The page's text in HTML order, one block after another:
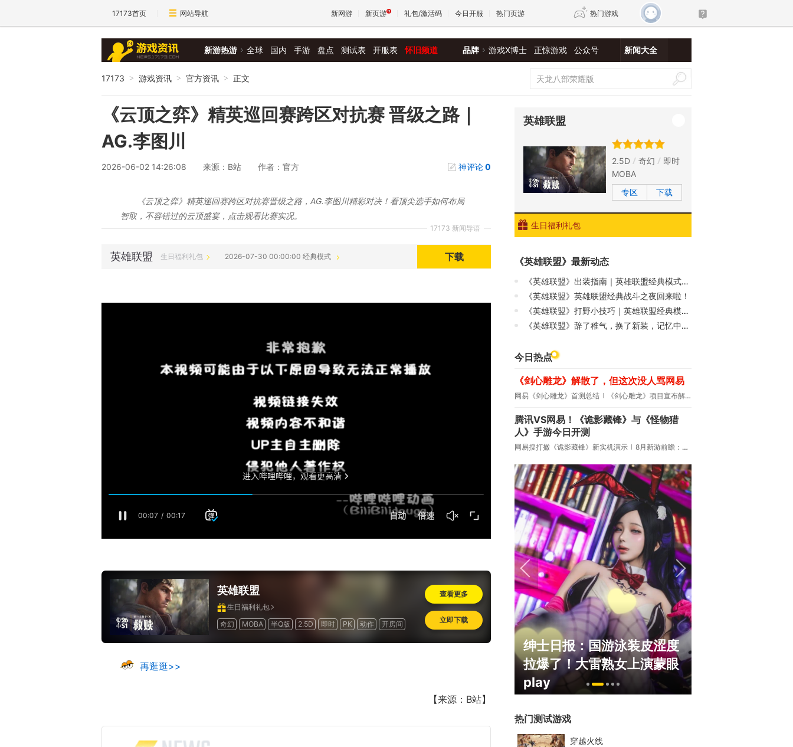
17173首页 网站导航 新网游 新页游 礼包/激活码 今日开服 热门页游 热门游戏
新仙侠5
新游热游 全球 国内 手游 盘点 测试表 开服表 怀旧频道 品牌 游戏X博士 正惊游戏 公众号 新闻大全
17173 > 游戏资讯 > 官方资讯 > 正文
《云顶之弈》精英巡回赛跨区对抗赛 晋级之路｜
AG.李图川
2026-06-02 14:26:08 来源：B站 作者：官方 神评论0
17173 新闻导语
《云顶之弈》精英巡回赛跨区对抗赛晋级之路，AG.李图川精彩对决！看顶尖选手如何布局
智取，不容错过的云顶盛宴，点击观看比赛实况。
英雄联盟 生日福利礼包 2026-07-30 00:00:00 经典模式 下载
英雄联盟
生日福利礼包
奇幻
MOBA 半Q版 2.5D 即时 PK 动作
开房间
查看更多
立即下载
再逛逛>>
【来源：B站】
英雄联盟
2.5D 奇幻
即时
MOBA
专区
下载
生日福利礼包
《英雄联盟》最新动态
《英雄联盟》出装指南｜英雄联盟经典模式：快速上手
《英雄联盟》英雄联盟经典战斗之夜回来啦！
《英雄联盟》打野小技巧｜英雄联盟经典模式：快速上手
《英雄联盟》辞了稚气，换了新装，记忆中的旧友仍在闪光
今日热点
《剑心雕龙》解散了，但这次没人骂网易
网易《剑心雕龙》首测总结 《剑心雕龙》项目宣布解散
腾讯VS网易！《诡影藏锋》与《怪物猎
人》手游今日开测
网易搜打撤《诡影藏锋》新实机演示 8月新游前瞻：《诡秘之主》领衔
17周年庆典 争霸赛大区火
爆开启
一看吓一跳：雷死人不偿命
绅士日报：国游泳装皮涩度
拉爆了！大雷熟女上演蒙眼
play
热门测试游戏
穿越火线